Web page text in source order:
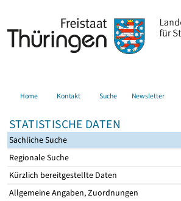
Home Kontakt Suche Newsletter
STATISTISCHE DATEN
Sachliche Suche
Regionale Suche
Kürzlich bereitgestellte Daten
Allgemeine Angaben, Zuordnungen